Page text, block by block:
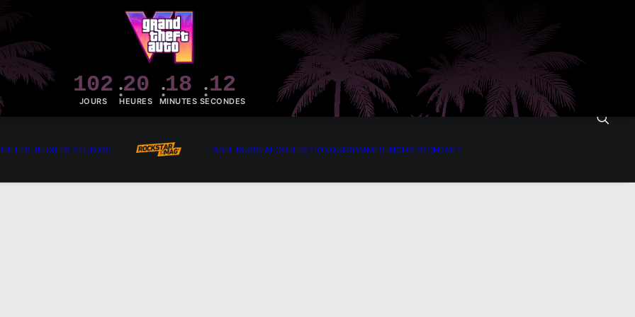
102
JOURS
20
HEURES
18
MINUTES
11
SECONDES
LES JEUXLES STUDIOS LABEL MUSCIALCOLLECTIONQUI SOMMES-NOUS ?CONTACT